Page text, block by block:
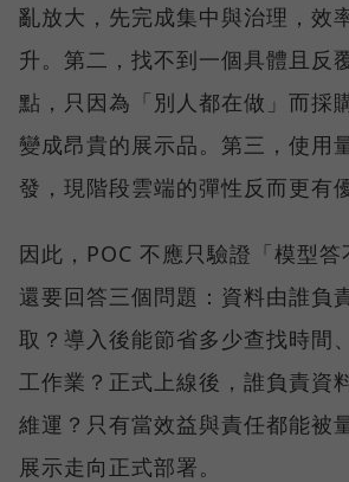
亂放大，先完成集中與治理，效
升。第二，找不到一個具體且反
點，只因為「別人都在做」而採
變成昂貴的展示品。第三，使用
發，現階段雲端的彈性反而更有
因此，POC 不應只驗證「模型答
還要回答三個問題：資料由誰負
取？導入後能節省多少查找時間
工作業？正式上線後，誰負責資
維運？只有當效益與責任都能被
展示走向正式部署。